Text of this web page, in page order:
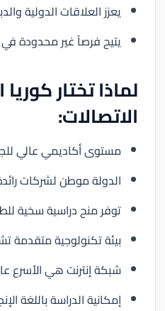
يعزز العلاقات الدولية
يتيح فرصاً غير محدودة
لماذا تختار
الاتصالات:
مستوى أكاديمي عالي
الدولة موطن لشركات
توفر منح دراسية سخية
بيئة تكنولوجية متقدمة
شبكة إنترنت هي الأسرع
إمكانية الدراسة باللغة